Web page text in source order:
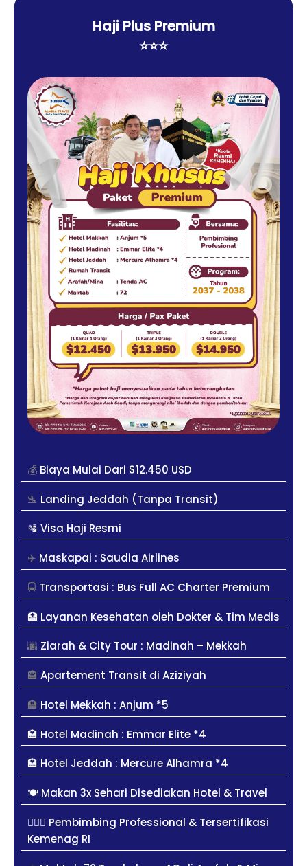
Haji Plus Premium
⭐⭐⭐
💰 Biaya Mulai Dari $12.450 USD
🛬 Landing Jeddah (Tanpa Transit)
🛂 Visa Haji Resmi
✈️ Maskapai : Saudia Airlines
🚍 Transportasi : Bus Full AC Charter Premium
🏥 Layanan Kesehatan oleh Dokter & Tim Medis
🌆 Ziarah & City Tour : Madinah – Mekkah
🏤 Apartement Transit di Aziziyah
🏨 Hotel Mekkah : Anjum *5
🏩 Hotel Madinah : Emmar Elite *4
🏩 Hotel Jeddah : Mercure Alhamra *4
🍽️ Makan 3x Sehari Disediakan Hotel & Travel
👳🏻‍♀️ Pembimbing Professional & Tersertifikasi
Kemenag RI